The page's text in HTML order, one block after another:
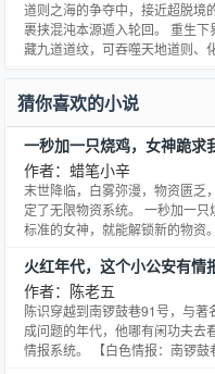
道则之海的争夺中，接近超脱境
裹挟混沌本源遁入轮回。 重生
藏九道道纹，可吞噬天地道则、
是融合双意识的关键。 两人联袂
猜你喜欢的小说
一秒加一只烧鸡，女神跪求
作者：蜡笔小辛
末世降临，白雾弥漫，物资匮乏
定了无限物资系统。 一秒加一
标准的女神，就能解锁新的物资
火红年代，这个小公安有情
作者：陈老五
陈识穿越到南锣鼓巷91号，与
成问题的年代，他哪有闲功夫去
情报系统。 【白色情报：南锣鼓